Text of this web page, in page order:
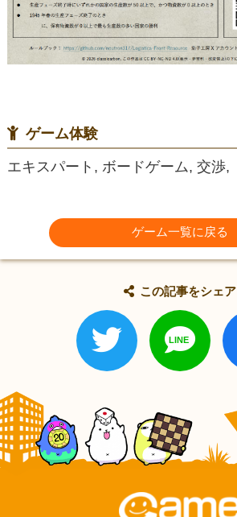
ゲーム体験
エキスパート, ボードゲーム, 交渉,
ゲーム一覧に戻る
この記事をシェア